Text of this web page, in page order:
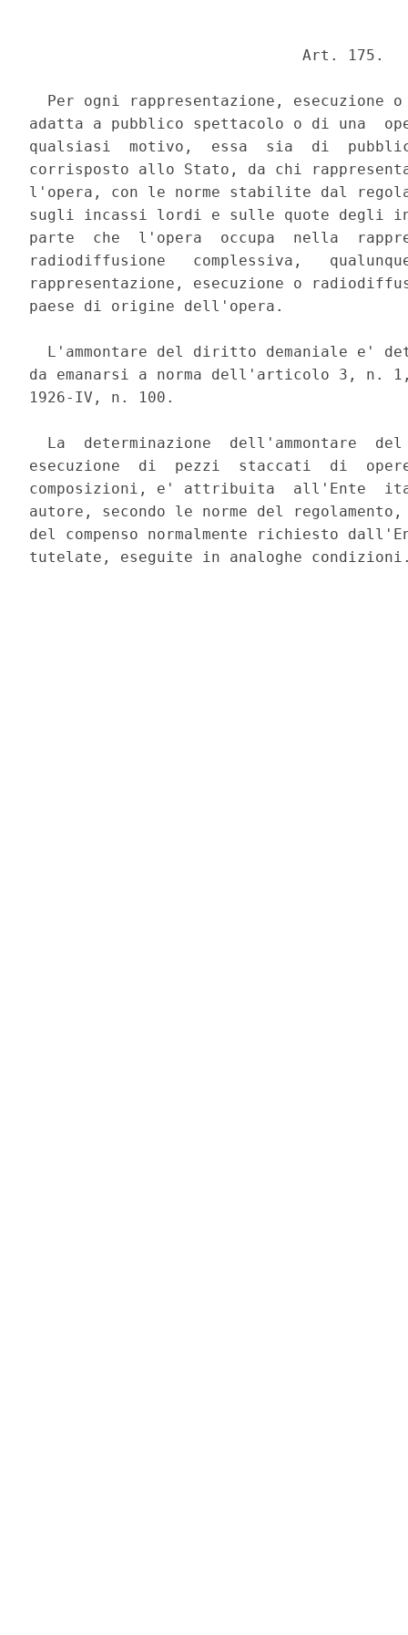
                              Art. 175.
Per ogni rappresentazione, esecuzione
adatta a pubblico spettacolo o di una
qualsiasi  motivo,  essa  sia  di
corrisposto allo Stato, da chi
l'opera, con le norme stabilite dal
sugli incassi lordi e sulle quote degli
parte  che  l'opera  occupa  nella
radiodiffusione   complessiva,
rappresentazione, esecuzione o
paese di origine dell'opera.
L'ammontare del diritto demaniale e'
da emanarsi a norma dell'articolo 3, n.
1926-IV, n. 100.
La  determinazione  dell'ammontare
esecuzione  di  pezzi  staccati  di
composizioni, e' attribuita  all'Ente
autore, secondo le norme del
del compenso normalmente richiesto